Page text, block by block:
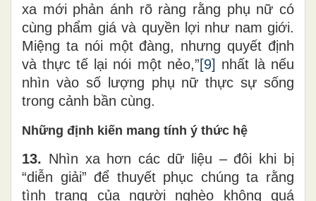
xa mới phản ánh rõ ràng rằng phụ nữ có
cùng phẩm giá và quyền lợi như nam giới.
Miệng ta nói một đàng, nhưng quyết định
và thực tế lại nói một nẻo,”[9] nhất là nếu
nhìn vào số lượng phụ nữ thực sự sống
trong cảnh bần cùng.
Những định kiến mang tính ý thức hệ
13. Nhìn xa hơn các dữ liệu – đôi khi bị
“diễn giải” để thuyết phục chúng ta rằng
tình trạng của người nghèo không quá